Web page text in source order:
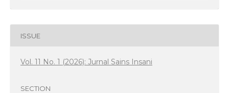
ISSUE
Vol. 11 No. 1 (2026): Jurnal Sains Insani
SECTION